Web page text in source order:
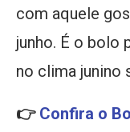
com aquele
junho. É o bolo
no clima junino
👉 Confira o